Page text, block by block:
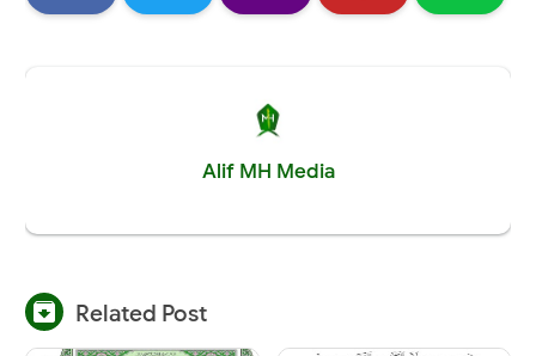
Alif MH Media
 Related Post